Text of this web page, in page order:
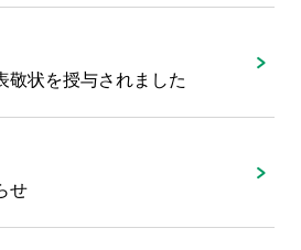
敬状を授与されました
せ